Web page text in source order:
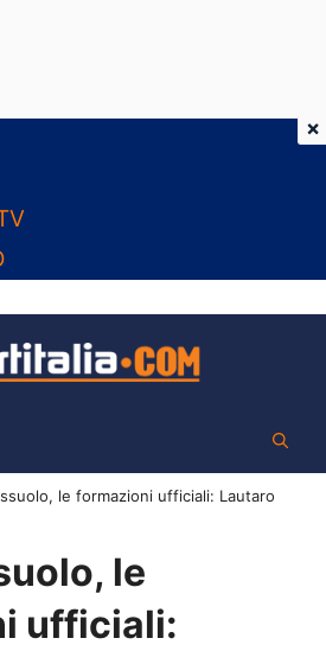
le formazioni ufficiali: Lautaro
le
ufficiali:
×